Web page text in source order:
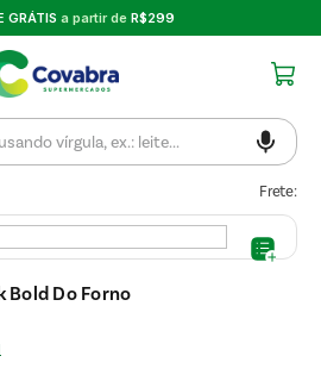
GRÁTIS a partir de R$299
Frete:
Bold Do Forno